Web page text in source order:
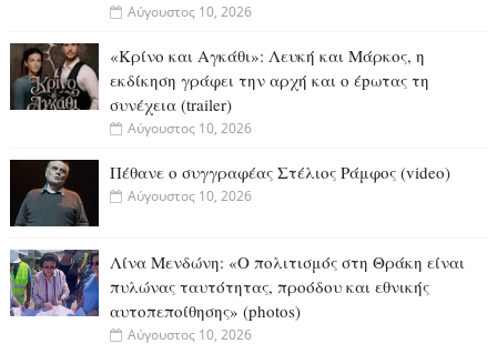
Αύγουστος 10, 2026
«Κρίνο και Αγκάθι»: Λευκή και Μάρκος, η
εκδίκηση γράφει την αρχή και ο έpωτας τη
συνέχεια (trailer)
Αύγουστος 10, 2026
Πέθανε ο συγγραφέας Στέλιος Ράμφος (video)
Αύγουστος 10, 2026
Λίνα Μενδώνη: «Ο πολιτισμός στη Θράκη είναι
πυλώνας ταυτότητας, προόδου και εθνικής
αυτοπεποίθησης» (photos)
Αύγουστος 10, 2026